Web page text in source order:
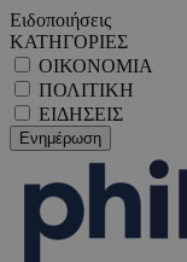
Ειδοποιήσεις
ΚΑΤΗΓΟΡΙΕΣ
ΟΙΚΟΝΟΜΙΑ
ΠΟΛΙΤΙΚΗ
ΕΙΔΗΣΕΙΣ